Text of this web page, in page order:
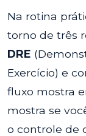
Na rotina
torno de três
DRE
Exercício) e
fluxo mostra
mostra se
o controle de